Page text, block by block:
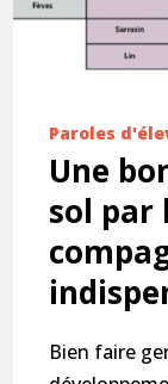
Paroles
Une
sol par
Bien faire